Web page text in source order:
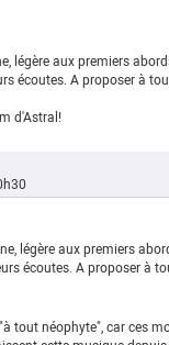
légère aux premiers
écoutes. A proposer à
d'Astral!
légère aux premiers
écoutes. A proposer à
tout néophyte", car ces